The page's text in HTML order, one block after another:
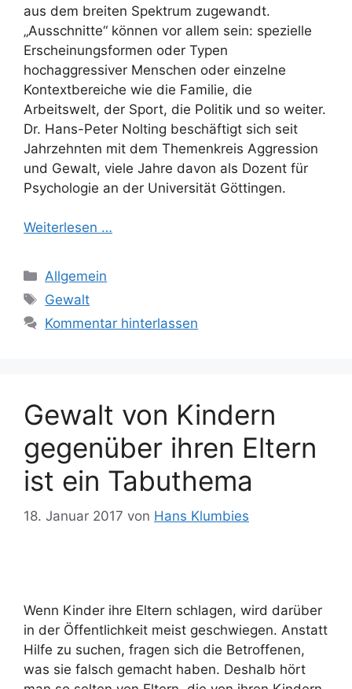
aus dem breiten Spektrum zugewandt.
„Ausschnitte“ können vor allem sein: spezielle
Erscheinungsformen oder Typen
hochaggressiver Menschen oder einzelne
Kontextbereiche wie die Familie, die
Arbeitswelt, der Sport, die Politik und so weiter.
Dr. Hans-Peter Nolting beschäftigt sich seit
Jahrzehnten mit dem Themenkreis Aggression
und Gewalt, viele Jahre davon als Dozent für
Psychologie an der Universität Göttingen.
Weiterlesen …
Kategorien
Allgemein
Schlagwörter
Gewalt
Kommentar hinterlassen
Gewalt von Kindern
gegenüber ihren Eltern
ist ein Tabuthema
18. Januar 2017 von Hans Klumbies
Wenn Kinder ihre Eltern schlagen, wird darüber
in der Öffentlichkeit meist geschwiegen. Anstatt
Hilfe zu suchen, fragen sich die Betroffenen,
was sie falsch gemacht haben. Deshalb hört